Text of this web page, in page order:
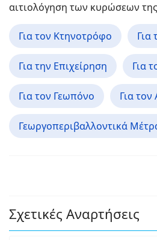
αιτιολόγηση των κυρώσεων
Για τον Κτηνοτρόφο Για
Για την Επιχείρηση Για
Για τον Γεωπόνο Για τον
Γεωργοπεριβαλλοντικά
Σχετικές Αναρτήσεις